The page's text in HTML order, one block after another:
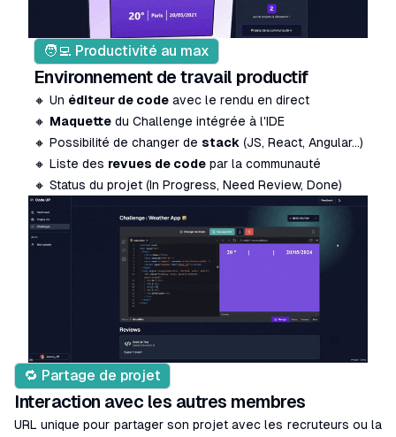
🧑‍💻 Productivité au max
Environnement de travail productif
🔸 Un éditeur de codeavec le rendu en direct
🔸 Maquettedu Challenge intégrée à l'IDE
🔸 Possibilité de changer de stack (JS, React, Angular...)
🔸 Liste des revues de codepar la communauté
🔸 Status du projet (In Progress, Need Review, Done)
🔁 Partage de projet
Interaction avec les autres membres
URL unique pour partager son projet avec les recruteurs ou la